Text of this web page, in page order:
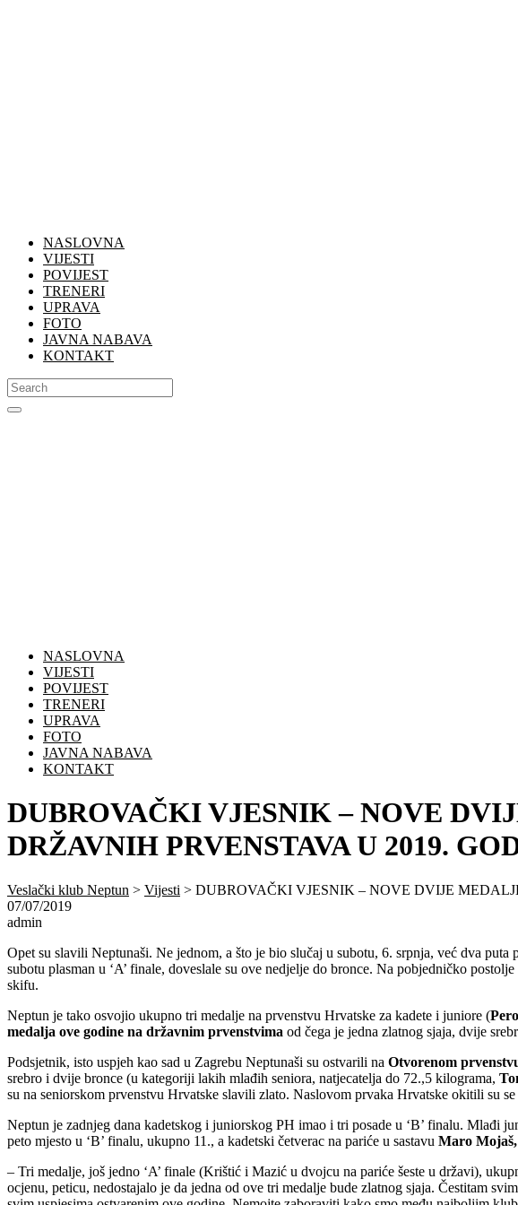
NASLOVNA
VIJESTI
POVIJEST
TRENERI
UPRAVA
FOTO
JAVNA NABAVA
KONTAKT
NASLOVNA
VIJESTI
POVIJEST
TRENERI
UPRAVA
FOTO
JAVNA NABAVA
KONTAKT
DUBROVAČKI VJESNIK – NOVE
DRŽAVNIH PRVENSTAVA U 2019.
Veslački klub Neptun > Vijesti > DUBROVAČKI VJESNIK – NOVE DVIJE
07/07/2019
admin
Opet su slavili Neptunaši. Ne jednom, a što je bio slučaj u subotu, 6. srpnja, već dva
subotu plasman u ‘A’ finale, doveslale su ove nedjelje do bronce. Na pobjedničko
skifu.
Neptun je tako osvojio ukupno tri medalje na prvenstvu Hrvatske za kadete i juniore (
medalja ove godine na državnim prvenstvima od čega je jedna zlatnog sjaja, dvije
Podsjetnik, isto uspjeh kao sad u Zagrebu Neptunaši su ostvarili na Otvorenom
srebro i dvije bronce (u kategoriji lakih mlađih seniora, natjecatelja do 72.,5 kilograma,
su na seniorskom prvenstvu Hrvatske slavili zlato. Naslovom prvaka Hrvatske okitili su
Neptun je zadnjeg dana kadetskog i juniorskog PH imao i tri posade u ‘B’ finalu. Mlađi
peto mjesto u ‘B’ finalu, ukupno 11., a kadetski četverac na pariće u sastavu Maro
– Tri medalje, još jedno ‘A’ finale (Krištić i Mazić u dvojcu na pariće šeste u državi),
ocjenu, peticu, nedostajalo je da jedna od ove tri medalje bude zlatnog sjaja. Čestitam